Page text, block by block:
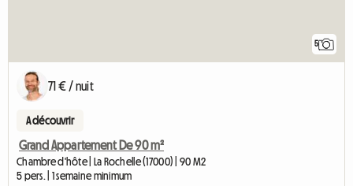
5
71 € / nuit
A découvrir
Grand Appartement De 90 m²
Chambre d'hôte | La Rochelle (17000) | 90 M2
5 pers. | 1 semaine minimum